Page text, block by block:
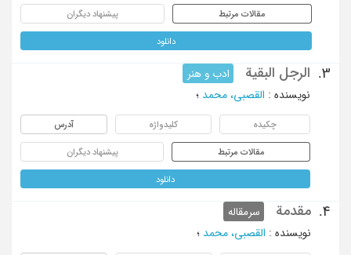
مقالات مرتبط پیشنهاد دیگران
دانلود
3. الرجل البقیة
ادب و هنر
نویسنده : القصبی، محمد ؛
چکیده کلیدواژه آدرس
مقالات مرتبط پیشنهاد دیگران
دانلود
4. مقدمة
سرمقاله
نویسنده : القصبی، محمد ؛